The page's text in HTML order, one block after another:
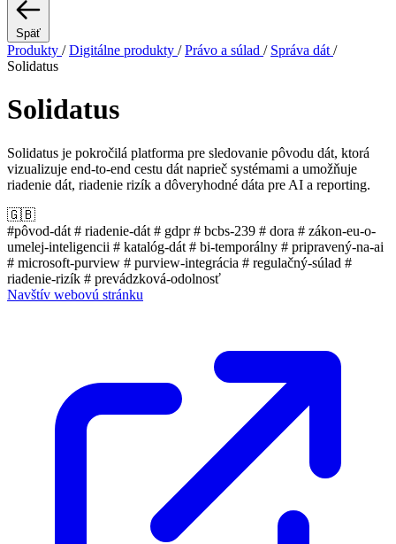
Späť
Produkty / Digitálne produkty / Právo a súlad / Správa dát /
Solidatus
Solidatus
Solidatus je pokročilá platforma pre sledovanie pôvodu dát, ktorá
vizualizuje end-to-end cestu dát naprieč systémami a umožňuje
riadenie dát, riadenie rizík a dôveryhodné dáta pre AI a reporting.
🇬🇧
#pôvod-dát # riadenie-dát # gdpr# bcbs-239 # dora # zákon-eu-o-
umelej-inteligencii # katalóg-dát # bi-temporálny # pripravený-na-ai
# microsoft-purview # purview-integrácia # regulačný-súlad #
riadenie-rizík # prevádzková-odolnosť
Navštív webovú stránku